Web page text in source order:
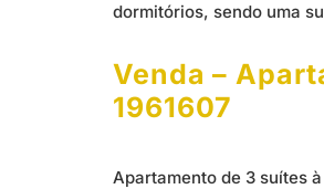
dormitórios, sendo uma
Venda –
1961607
Apartamento de 3 suítes